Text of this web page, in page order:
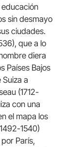
sin desmayo
ciudades.
que a lo
diera
Países Bajos
a
(1712-
con una
el mapa los
1540)
París,